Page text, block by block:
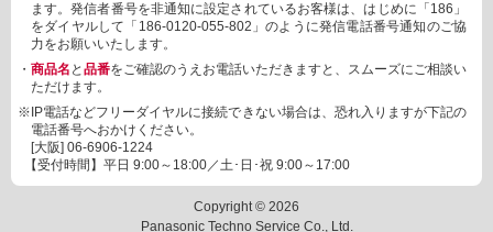
ます。発信者番号を非通知に設定されているお客様は、はじめに「186」
をダイヤルして「186-0120-055-802」のように発信電話番号通知のご協
力をお願いいたします。
・ 商品名 と 品番をご確認のうえお電話いただきますと、スムーズにご相談い
ただけます。
※IP電話などフリーダイヤルに接続できない場合は、恐れ入りますが下記の
電話番号へおかけください。
[大阪] 06-6906-1224
【受付時間】平日 9:00～18:00／土･日･祝 9:00～17:00
Copyright © 2026
Panasonic Techno Service Co., Ltd.